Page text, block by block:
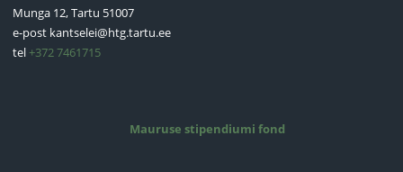
Munga 12, Tartu 51007
e-post kantselei@htg.tartu.ee
tel+372 7461715
Mauruse stipendiumi fond